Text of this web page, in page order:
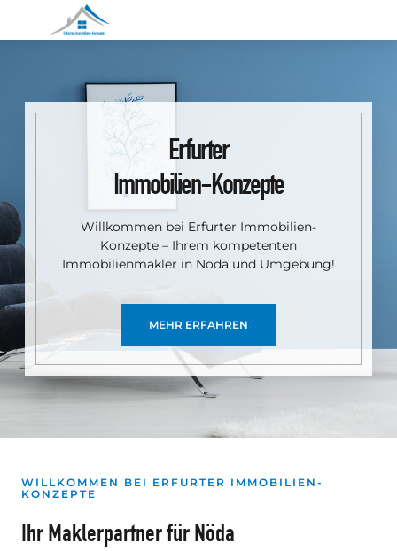
Erfurter
Immobilien-Konzepte
Willkommen bei Erfurter Immobilien-
Konzepte – Ihrem kompetenten
Immobilienmakler in Nöda und Umgebung!
MEHR ERFAHREN
WILLKOMMEN BEI ERFURTER IMMOBILIEN-
KONZEPTE
Ihr Maklerpartner für Nöda